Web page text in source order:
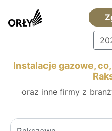
Instalacje gazowe,
oraz inne firmy z